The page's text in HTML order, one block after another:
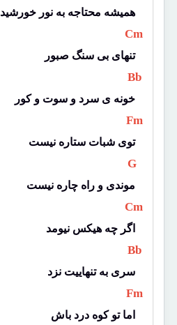
همیشه محتاجه به نور خورشید
Cm
تنهای بی سنگ صبور
Bb
خونه ی سرد و سوت و کور
Fm
توی شبات ستاره نیست
G
موندی و راه چاره نیست
Cm
اگر چه هیکس نیومد
Bb
سری به تنهاییت نزد
Fm
اما تو کوه درد باش